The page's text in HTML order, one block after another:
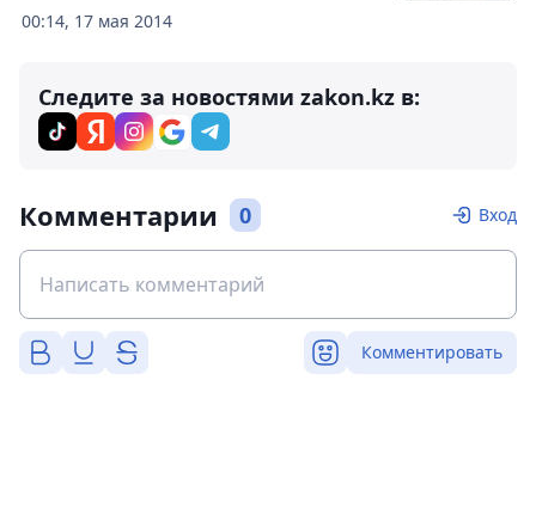
00:14, 17 мая 2014
Следите за новостями zakon.kz в:
Комментарии 0 Вход
Комментировать